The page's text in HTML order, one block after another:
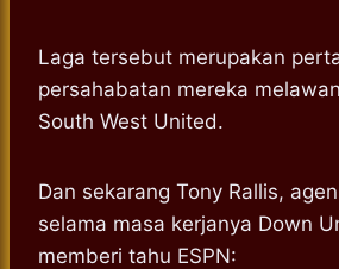
Laga tersebut merupakan
persahabatan mereka
South West United.
Dan sekarang Tony Rallis,
selama masa kerjanya Down
memberi tahu ESPN: